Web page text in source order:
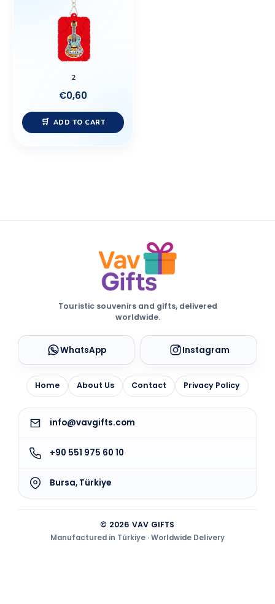
2
€0,60
ADD TO CART
Touristic souvenirs and gifts, delivered
worldwide.
WhatsApp Instagram
Home About Us Contact Privacy Policy
info@vavgifts.com
+90 551 975 60 10
Bursa, Türkiye
© 2026 VAV GIFTS
Manufactured in Türkiye · Worldwide Delivery